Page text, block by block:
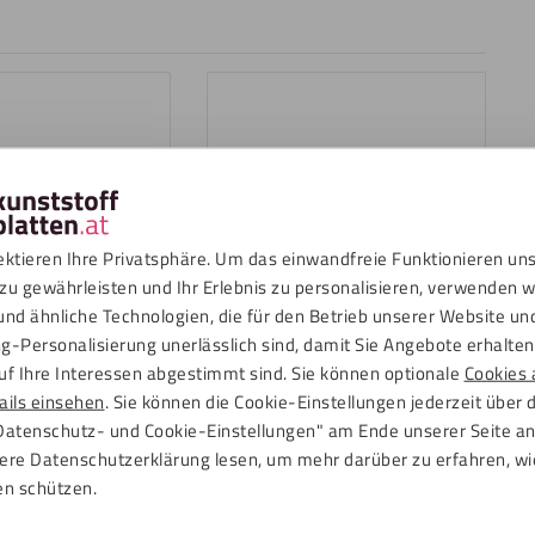
Ihre Privatsphäre. Um das einwandfreie Funktionieren
gewährleisten und Ihr Erlebnis zu personalisieren, verwenden
ähnliche Technologien, die für den Betrieb unserer Website
Personalisierung unerlässlich sind, damit Sie Angebote
Ihre Interessen abgestimmt sind. Sie können optionaleCookies
einsehen. Sie können die Cookie-Einstellungen jederzeit über
und Cookie-Einstellungen" am Ende unserer Seite
Datenschutzerklärung lesen, um mehr darüber zu erfahren,
schützen.
Weiß
MwSt.
Hart PVC Platte 3 mm
Dunkelgrau RAL 7011
14,10€ Inkl. MwSt.